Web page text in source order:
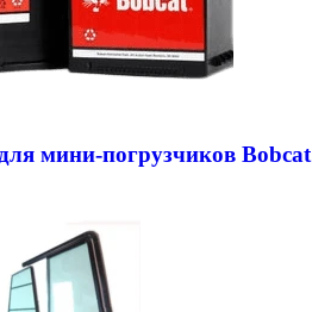
мини-погрузчиков Bobcat